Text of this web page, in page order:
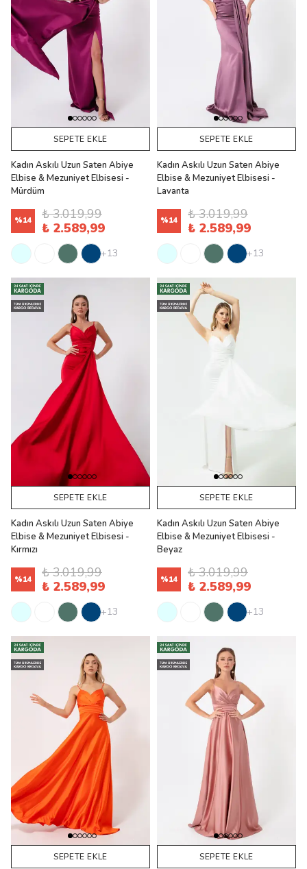
SEPETE EKLE
Kadın Askılı Uzun Saten Abiye
Elbise & Mezuniyet Elbisesi -
Mürdüm
%14
₺ 3.019,99
₺ 2.589,99
+13
SEPETE EKLE
Kadın Askılı Uzun Saten Abiye
Elbise & Mezuniyet Elbisesi -
Lavanta
%14
₺ 3.019,99
₺ 2.589,99
+13
SEPETE EKLE
Kadın Askılı Uzun Saten Abiye
Elbise & Mezuniyet Elbisesi -
Kırmızı
%14
₺ 3.019,99
₺ 2.589,99
+13
SEPETE EKLE
Kadın Askılı Uzun Saten Abiye
Elbise & Mezuniyet Elbisesi -
Beyaz
%14
₺ 3.019,99
₺ 2.589,99
+13
SEPETE EKLE SEPETE EKLE